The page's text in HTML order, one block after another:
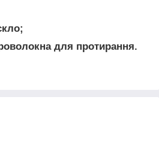
для протирання.